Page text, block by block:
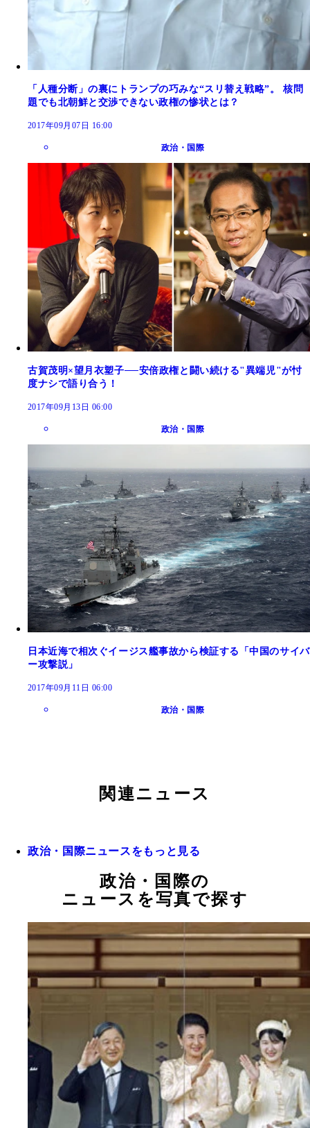
「人種分断」の裏にトランプの巧みな“スリ替え戦略”。 核問
題でも北朝鮮と交渉できない政権の惨状とは？
2017年09月07日 16:00
政治・国際
古賀茂明×望月衣塑子──安倍政権と闘い続ける"異端児"が忖
度ナシで語り合う！
2017年09月13日 06:00
政治・国際
日本近海で相次ぐイージス艦事故から検証する「中国のサイバ
ー攻撃説」
2017年09月11日 06:00
政治・国際
関連ニュース
政治・国際ニュースをもっと見る
政治・国際の
ニュースを写真で探す